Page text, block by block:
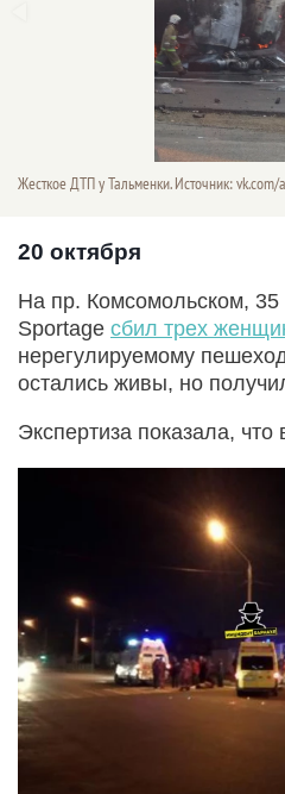
Жесткое ДТП у Тальменки. Источник: vk.com/
20 октября
На пр. Комсомольском, 35
Sportage сбил трех
нерегулируемому
остались живы, но
Экспертиза показала,